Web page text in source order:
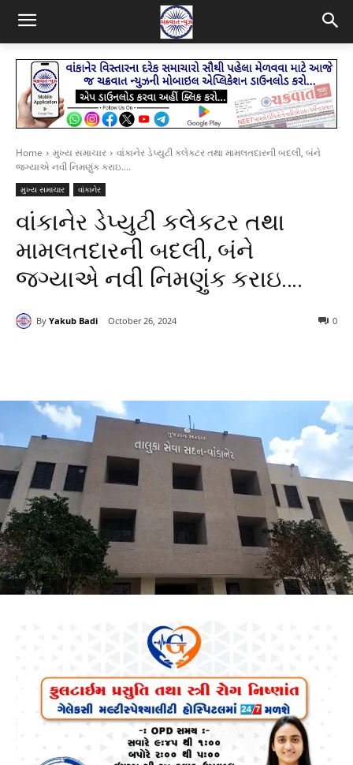
Home મુખ્ય સમાચાર
વાંકાનેર ડેપ્યુટી કલેકટર તથા મામલતદારની બદલી, બંને
જગ્યાએ નવી નિમણુંક કરાઇ....
મુખ્ય સમાચાર વાંકાનેર
વાંકાનેર ડેપ્યુટી કલેકટર તથા
મામલતદારની બદલી, બંને
જગ્યાએ નવી નિમણુંક કરાઇ….
By Yakub Badi October 26, 2024 0